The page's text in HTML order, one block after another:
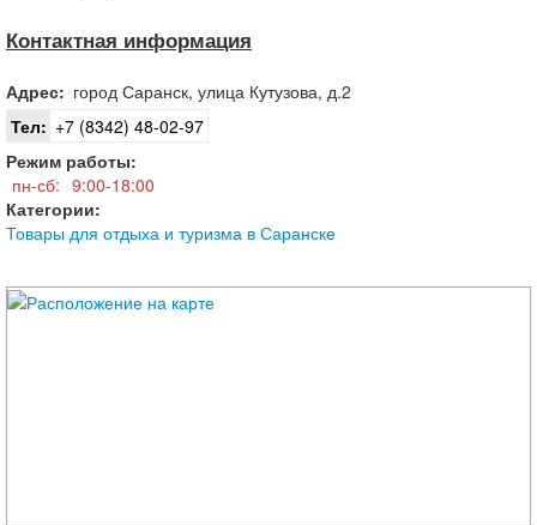
Контактная информация
Адрес: город Саранск, улица Кутузова, д.2
Тел: +7 (8342) 48-02-97
Режим работы:
пн-сб: 9:00-18:00
Категории:
Товары для отдыха и туризма в Саранске